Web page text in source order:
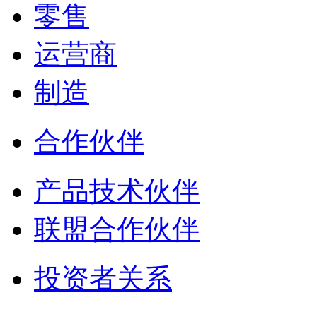
零售
运营商
制造
合作伙伴
产品技术伙伴
联盟合作伙伴
投资者关系